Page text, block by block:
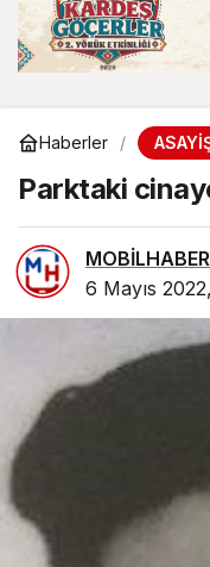
Haberler
Parktaki
6 Mayıs